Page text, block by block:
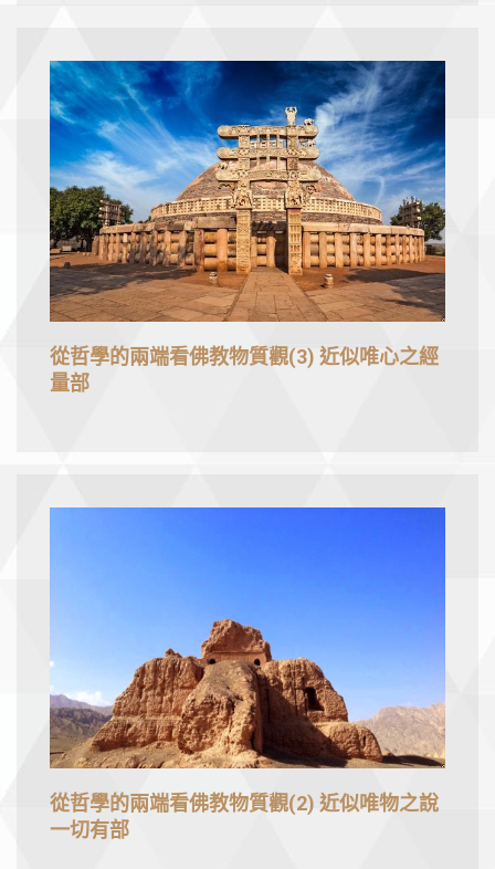
從哲學的兩端看佛教物質觀(3) 近似唯心之經
量部
從哲學的兩端看佛教物質觀(2) 近似唯物之說
一切有部